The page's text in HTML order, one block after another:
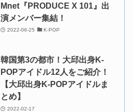
Mnet『PRODUCE X 101』出
演メンバー集結！
2022-06-25 K-POP
韓国第3の都市！大邱出身K-
POPアイドル12人をご紹介！
【大邱出身K-POPアイドルま
とめ】
2022-02-17